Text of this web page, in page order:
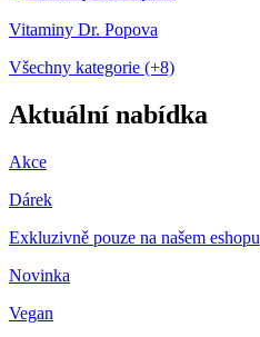
Vitaminy Dr. Popova
Všechny kategorie (+8)
Aktuální nabídka
Akce
Dárek
Exkluzivně pouze na našem eshopu
Novinka
Vegan